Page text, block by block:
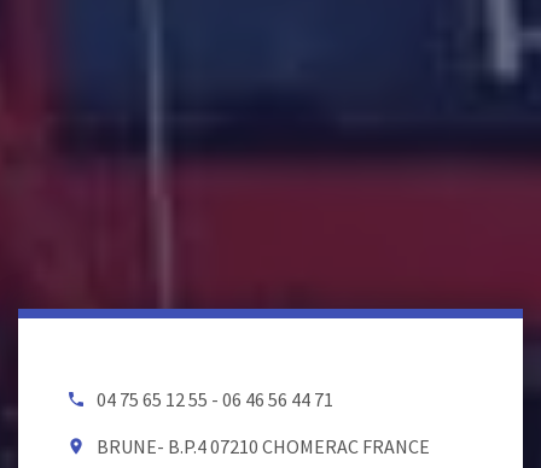
local_phone 04 75 65 12 55 - 06 46 56 44 71
room BRUNE- B.P.4 07210 CHOMERAC FRANCE